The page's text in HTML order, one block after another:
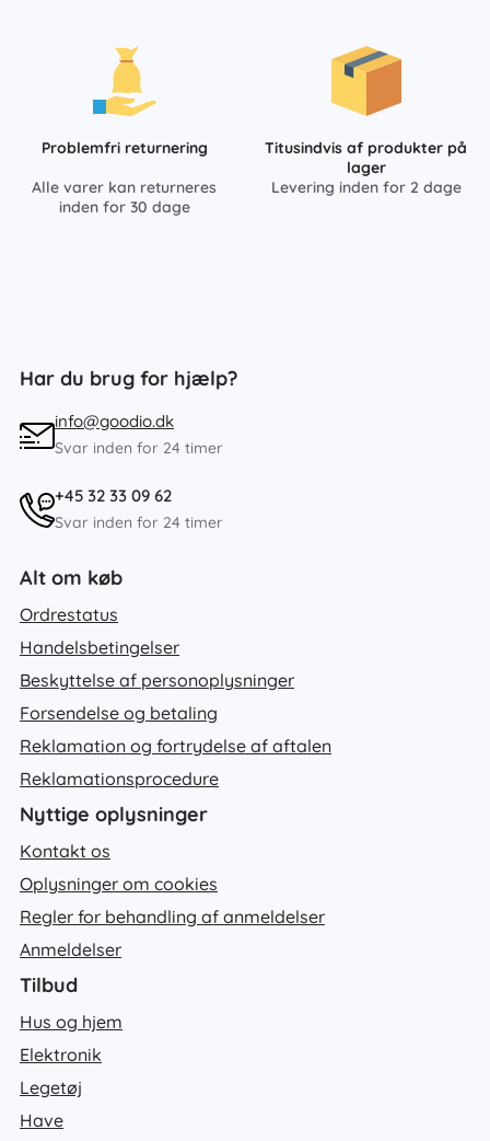
Problemfri returnering
Alle varer kan returneres
inden for 30 dage
Titusindvis af produkter på
lager
Levering inden for 2 dage
Har du brug for hjælp?
info@goodio.dk
Svar inden for 24 timer
+45 32 33 09 62
Svar inden for 24 timer
Alt om køb
Ordrestatus
Handelsbetingelser
Beskyttelse af personoplysninger
Forsendelse og betaling
Reklamation og fortrydelse af aftalen
Reklamationsprocedure
Nyttige oplysninger
Kontakt os
Oplysninger om cookies
Regler for behandling af anmeldelser
Anmeldelser
Tilbud
Hus og hjem
Elektronik
Legetøj
Have